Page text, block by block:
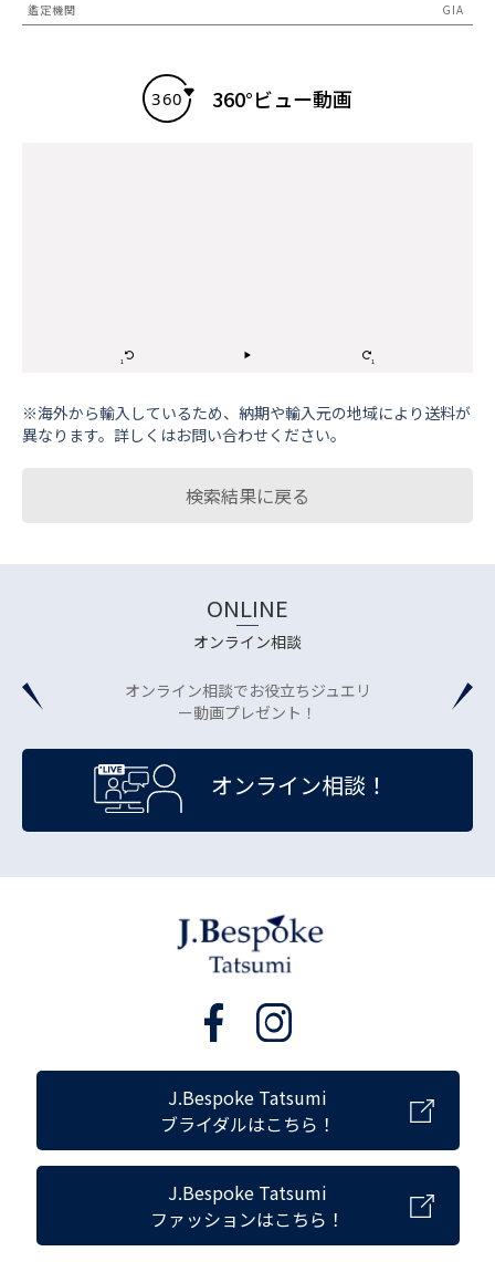
鑑定機関 GIA
360°ビュー動画
※海外から輸⼊しているため、納期や輸⼊元の地域により送料が
異なります。詳しくはお問い合わせください。
検索結果に戻る
ONLINE
オンライン相談
オンライン相談でお役立ちジュエリ
ー動画プレゼント！
オンライン相談！
J.Bespoke Tatsumi
ブライダルはこちら！
J.Bespoke Tatsumi
ファッションはこちら！